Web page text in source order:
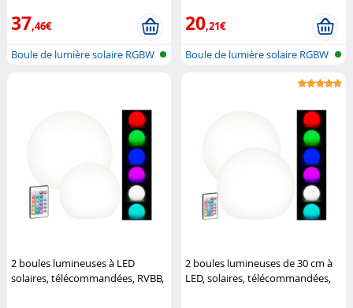
37,46€
Boule de lumière solaire RGBW
20,21€
Boule de lumière solaire RGBW
2 boules lumineuses à LED
solaires, télécommandées, RVBB,
2 boules lumineuses de 30 cm à
LED, solaires, télécommandées,